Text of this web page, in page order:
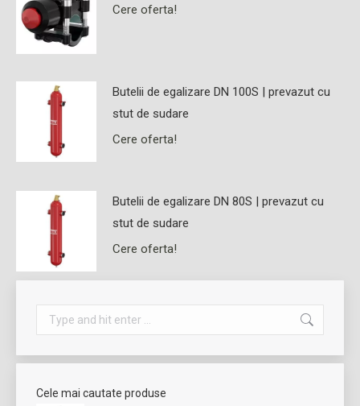
Cere oferta!
Butelii de egalizare DN 100S | prevazut cu
stut de sudare
Cere oferta!
Butelii de egalizare DN 80S | prevazut cu
stut de sudare
Cere oferta!
Search:
Cele mai cautate produse